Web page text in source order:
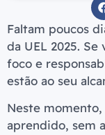
Faltam poucos
da UEL 2025.
foco e
estão ao seu
Neste
aprendido, sem